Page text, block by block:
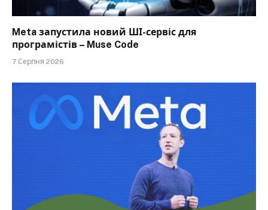
Meta запустила новий ШІ-сервіс для
програмістів – Muse Code
7 Серпня 2026